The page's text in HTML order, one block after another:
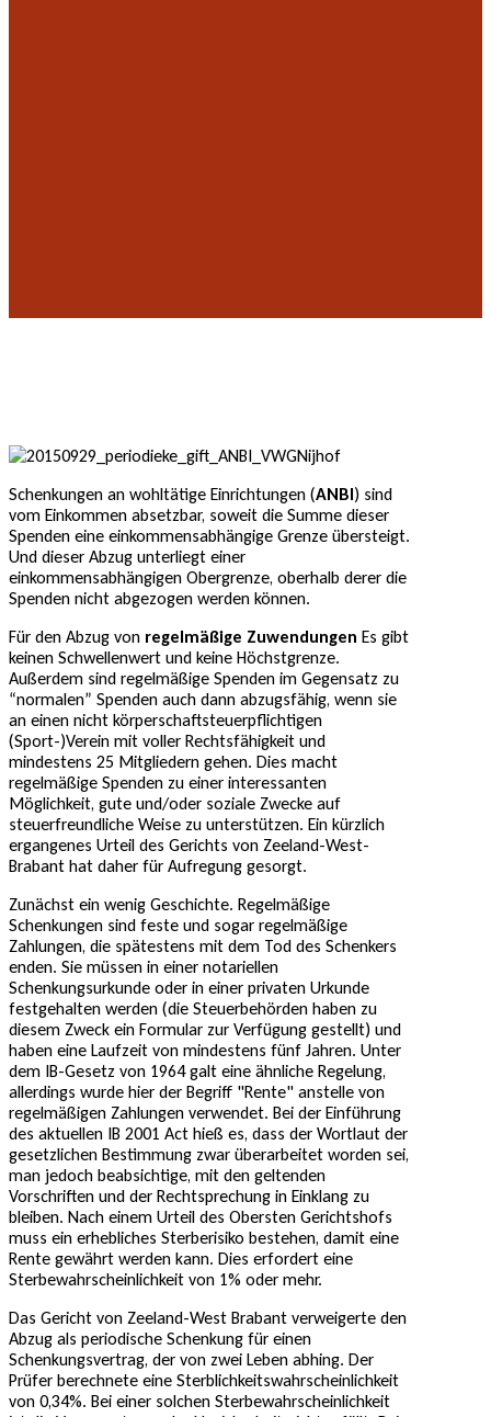
Schenkungen an wohltätige Einrichtungen (ANBI) sind
vom Einkommen absetzbar, soweit die Summe dieser
Spenden eine einkommensabhängige Grenze übersteigt.
Und dieser Abzug unterliegt einer
einkommensabhängigen Obergrenze, oberhalb derer die
Spenden nicht abgezogen werden können.
Für den Abzug von regelmäßige Zuwendungen Es gibt
keinen Schwellenwert und keine Höchstgrenze.
Außerdem sind regelmäßige Spenden im Gegensatz zu
“normalen” Spenden auch dann abzugsfähig, wenn sie
an einen nicht körperschaftsteuerpflichtigen
(Sport-)Verein mit voller Rechtsfähigkeit und
mindestens 25 Mitgliedern gehen. Dies macht
regelmäßige Spenden zu einer interessanten
Möglichkeit, gute und/oder soziale Zwecke auf
steuerfreundliche Weise zu unterstützen. Ein kürzlich
ergangenes Urteil des Gerichts von Zeeland-West-
Brabant hat daher für Aufregung gesorgt.
Zunächst ein wenig Geschichte. Regelmäßige
Schenkungen sind feste und sogar regelmäßige
Zahlungen, die spätestens mit dem Tod des Schenkers
enden. Sie müssen in einer notariellen
Schenkungsurkunde oder in einer privaten Urkunde
festgehalten werden (die Steuerbehörden haben zu
diesem Zweck ein Formular zur Verfügung gestellt) und
haben eine Laufzeit von mindestens fünf Jahren. Unter
dem IB-Gesetz von 1964 galt eine ähnliche Regelung,
allerdings wurde hier der Begriff "Rente" anstelle von
regelmäßigen Zahlungen verwendet. Bei der Einführung
des aktuellen IB 2001 Act hieß es, dass der Wortlaut der
gesetzlichen Bestimmung zwar überarbeitet worden sei,
man jedoch beabsichtige, mit den geltenden
Vorschriften und der Rechtsprechung in Einklang zu
bleiben. Nach einem Urteil des Obersten Gerichtshofs
muss ein erhebliches Sterberisiko bestehen, damit eine
Rente gewährt werden kann. Dies erfordert eine
Sterbewahrscheinlichkeit von 1% oder mehr.
Das Gericht von Zeeland-West Brabant verweigerte den
Abzug als periodische Schenkung für einen
Schenkungsvertrag, der von zwei Leben abhing. Der
Prüfer berechnete eine Sterblichkeitswahrscheinlichkeit
von 0,34%. Bei einer solchen Sterbewahrscheinlichkeit